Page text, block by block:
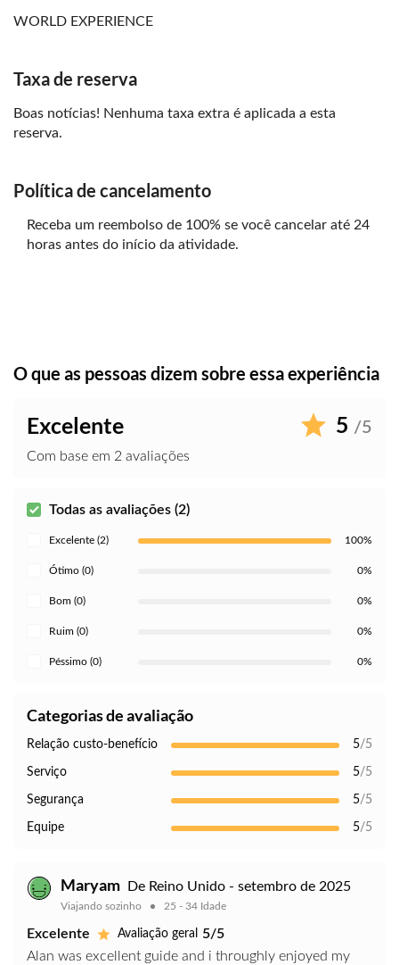
WORLD EXPERIENCE
Taxa de reserva
Boas notícias! Nenhuma taxa extra é aplicada a esta
reserva.
Política de cancelamento
Receba um reembolso de 100% se você cancelar até 24
horas antes do início da atividade.
O que as pessoas dizem sobre essa experiência
Excelente 5 /5
Com base em 2 avaliações
Todas as avaliações (2)
Excelente (2) 100%
Ótimo (0) 0%
Bom (0) 0%
Ruim (0) 0%
Péssimo (0) 0%
Categorias de avaliação
Relação custo-benefício 5/5
Serviço 5/5
Segurança 5/5
Equipe 5/5
Maryam De Reino Unido - setembro de 2025
Viajando sozinho 25 - 34 Idade
Excelente Avaliação geral
5/5
Alan was excellent guide and i throughly enjoyed my